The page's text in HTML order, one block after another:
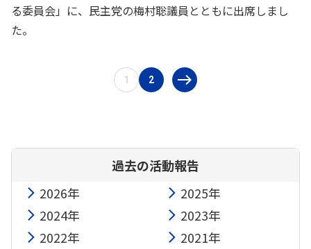
る委員会」に、民主党の梅村聡議員とともに出席しまし
た。
1 2
過去の活動報告
2026年
2025年
2024年
2023年
2022年
2021年